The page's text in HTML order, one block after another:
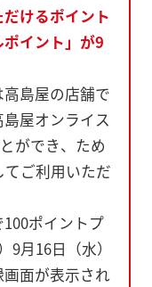
けるポイント
イント」が9
島屋の店舗で
屋オンライス
ができ、ため
ご利用いただ
ポイントプ
月16日（水）
面が表示され